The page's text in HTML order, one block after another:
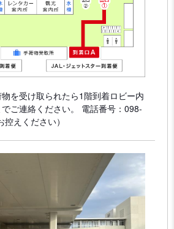
を受け取られたら1階到着ロビー内
ご連絡ください。 電話番号：098-
えください）